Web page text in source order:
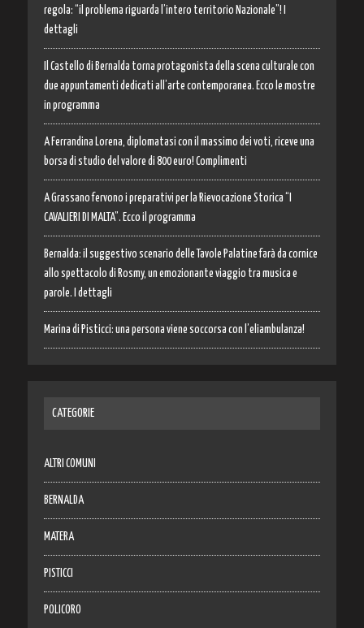
regola: “il problema riguarda l’intero territorio Nazionale”! I
dettagli
Il Castello di Bernalda torna protagonista della scena culturale con
due appuntamenti dedicati all’arte contemporanea. Ecco le mostre
in programma
A Ferrandina Lorena, diplomatasi con il massimo dei voti, riceve una
borsa di studio del valore di 800 euro! Complimenti
A Grassano fervono i preparativi per la Rievocazione Storica “I
CAVALIERI DI MALTA”. Ecco il programma
Bernalda: il suggestivo scenario delle Tavole Palatine farà da cornice
allo spettacolo di Rosmy, un emozionante viaggio tra musica e
parole. I dettagli
Marina di Pisticci: una persona viene soccorsa con l’eliambulanza!
CATEGORIE
ALTRI COMUNI
BERNALDA
MATERA
PISTICCI
POLICORO